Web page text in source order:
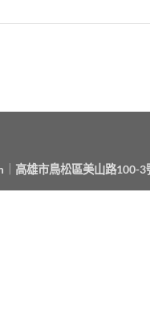
高雄市鳥松區美山路100-3